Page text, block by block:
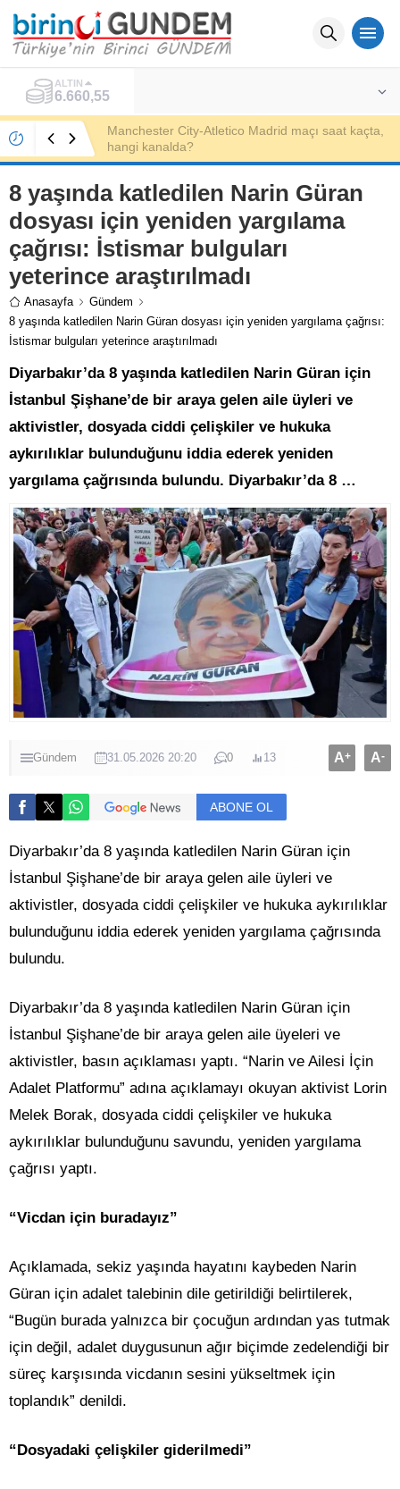
ALTIN
6.660,55
Manchester City-Atletico Madrid maçı saat kaçta,
hangi kanalda?
8 yaşında katledilen Narin Güran
dosyası için yeniden yargılama
çağrısı: İstismar bulguları
yeterince araştırılmadı
Anasayfa
Gündem
8 yaşında katledilen Narin Güran dosyası için yeniden yargılama çağrısı:
İstismar bulguları yeterince araştırılmadı
Diyarbakır’da 8 yaşında katledilen Narin Güran için
İstanbul Şişhane’de bir araya gelen aile üyleri ve
aktivistler, dosyada ciddi çelişkiler ve hukuka
aykırılıklar bulunduğunu iddia ederek yeniden
yargılama çağrısında bulundu. Diyarbakır’da 8 …
Gündem 31.05.2026 20:20 0 13 A+ A-
ABONE OL
Diyarbakır’da 8 yaşında katledilen Narin Güran için
İstanbul Şişhane’de bir araya gelen aile üyleri ve
aktivistler, dosyada ciddi çelişkiler ve hukuka aykırılıklar
bulunduğunu iddia ederek yeniden yargılama çağrısında
bulundu.
Diyarbakır’da 8 yaşında katledilen Narin Güran için
İstanbul Şişhane’de bir araya gelen aile üyeleri ve
aktivistler, basın açıklaması yaptı. “Narin ve Ailesi İçin
Adalet Platformu” adına açıklamayı okuyan aktivist Lorin
Melek Borak, dosyada ciddi çelişkiler ve hukuka
aykırılıklar bulunduğunu savundu, yeniden yargılama
çağrısı yaptı.
“Vicdan için buradayız”
Açıklamada, sekiz yaşında hayatını kaybeden Narin
Güran için adalet talebinin dile getirildiği belirtilerek,
“Bugün burada yalnızca bir çocuğun ardından yas tutmak
için değil, adalet duygusunun ağır biçimde zedelendiği bir
süreç karşısında vicdanın sesini yükseltmek için
toplandık” denildi.
“Dosyadaki çelişkiler giderilmedi”